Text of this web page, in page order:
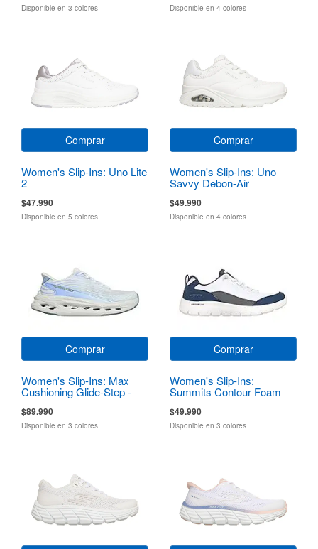
Disponible en 3 colores Disponible en 4 colores
Comprar
Women's Slip-Ins: Uno Lite
2
$47.990
Disponible en 5 colores
Comprar
Women's Slip-Ins: Uno
Savvy Debon-Air
$49.990
Disponible en 4 colores
Comprar
Women's Slip-Ins: Max
Cushioning Glide-Step -
$89.990
Disponible en 3 colores
Comprar
Women's Slip-Ins:
Summits Contour Foam
$49.990
Disponible en 3 colores